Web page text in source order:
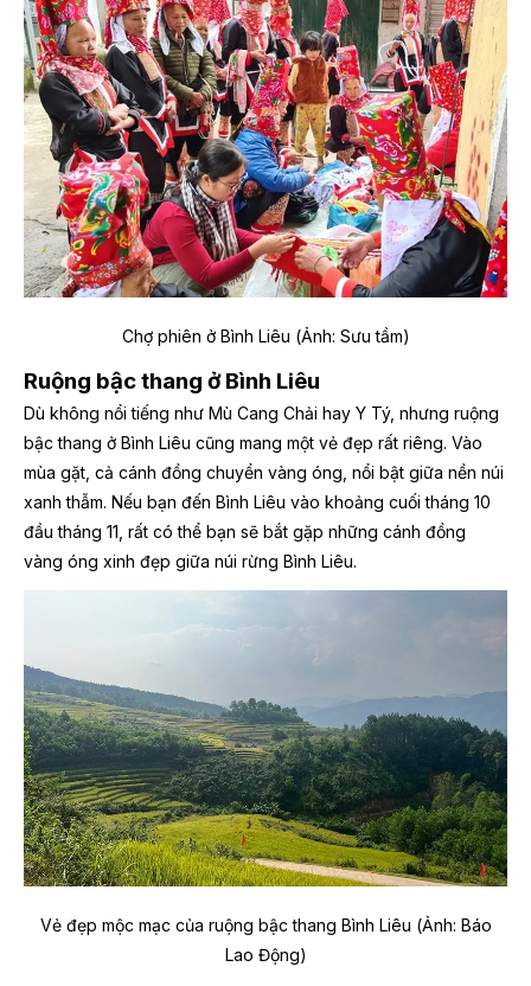
Chợ phiên ở Bình Liêu (Ảnh: Sưu tầm)
Ruộng bậc thang ở Bình Liêu
Dù không nổi tiếng như Mù Cang Chải hay Y Tý, nhưng ruộng
bậc thang ở Bình Liêu cũng mang một vẻ đẹp rất riêng. Vào
mùa gặt, cả cánh đồng chuyển vàng óng, nổi bật giữa nền núi
xanh thẫm. Nếu bạn đến Bình Liêu vào khoảng cuối tháng 10
đầu tháng 11, rất có thể bạn sẽ bắt gặp những cánh đồng
vàng óng xinh đẹp giữa núi rừng Bình Liêu.
Vẻ đẹp mộc mạc của ruộng bậc thang Bình Liêu (Ảnh: Báo
Lao Động)